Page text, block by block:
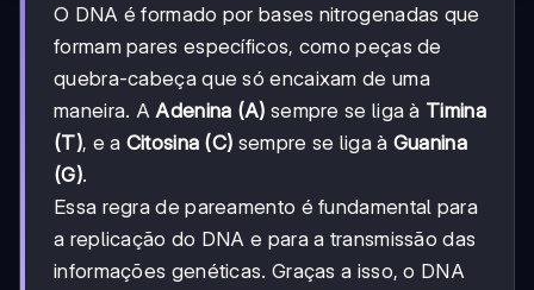
O DNA é formado por bases nitrogenadas que
formam pares específicos, como peças de
quebra-cabeça que só encaixam de uma
maneira. AAdenina (A) sempre se liga à Timina
(T), e a Citosina (C) sempre se liga à Guanina
(G).
Essa regra de pareamento é fundamental para
a replicação do DNA e para a transmissão das
informações genéticas. Graças a isso, o DNA